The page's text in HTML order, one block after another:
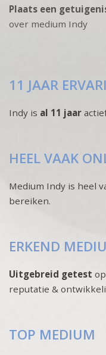
Plaats een
over medium Indy
11 JAAR
Indy is al 11 jaar
HEEL VAAK
Medium Indy is heel
bereiken.
ERKEND
Uitgebreid getest
reputatie &
TOP MEDIUM